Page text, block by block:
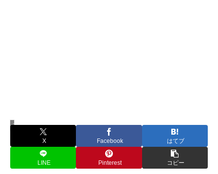
モラルハラスメント
X Facebook はてブ
LINE Pinterest コピー